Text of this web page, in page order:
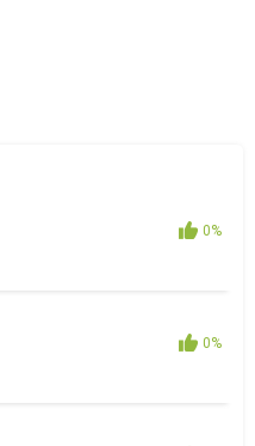
0%
0%